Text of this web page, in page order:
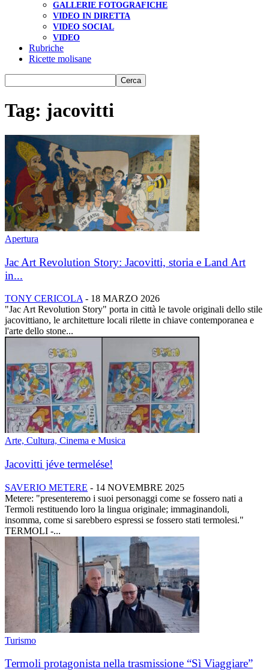
GALLERIE FOTOGRAFICHE
VIDEO IN DIRETTA
VIDEO SOCIAL
VIDEO
Rubriche
Ricette molisane
Tag: jacovitti
Apertura
Jac Art Revolution Story: Jacovitti, storia e Land Art
in...
TONY CERICOLA - 18 MARZO 2026
"Jac Art Revolution Story" porta in città le tavole originali dello stile
jacovittiano, le architetture locali rilette in chiave contemporanea e
l'arte dello stone...
Arte, Cultura, Cinema e Musica
Jacovitti jéve termelése!
SAVERIO METERE - 14 NOVEMBRE 2025
Metere: "presenteremo i suoi personaggi come se fossero nati a
Termoli restituendo loro la lingua originale; immaginandoli,
insomma, come si sarebbero espressi se fossero stati termolesi."
TERMOLI -...
Turismo
Termoli protagonista nella trasmissione “Sì Viaggiare”